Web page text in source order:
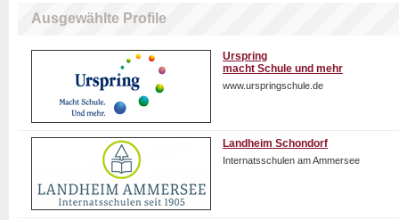
Ausgewählte Profile
Urspring
macht Schule und mehr
www.urspringschule.de
Landheim Schondorf
Internatsschulen am Ammersee